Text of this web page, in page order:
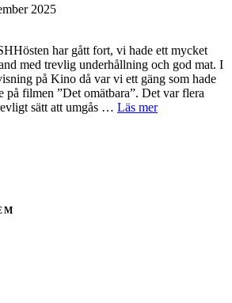
2025
har gått fort, vi hade ett mycket
med trevlig underhållning och god mat. I
på Kino då var vi ett gäng som hade
på filmen ”Det omätbara”. Det var flera
sätt att umgås … Läs mer